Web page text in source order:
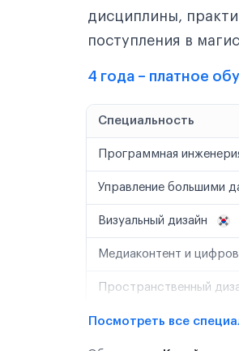
дисциплины,
поступления в
4 года – платное
Специальность
Программная
Управление большими
Визуальный дизайн
Медиаконтент и
Пространственный
Посмотреть все